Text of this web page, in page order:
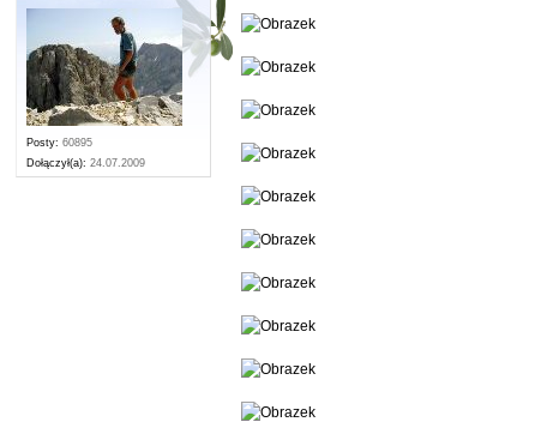
Posty: 60895
Dołączył(a): 24.07.2009